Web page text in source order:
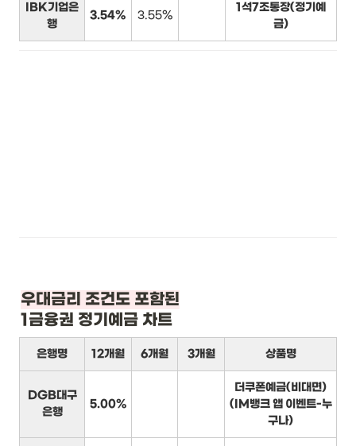
IBK기업은
행
3.54% 3.55%
1석7조통장(정기예
금)
1금융권 정기예금 차트
은행명 12개월 6개월 3개월 상품명
DGB대구
은행
5.00%
더쿠폰예금(비대면)
(IM뱅크 앱 이벤트-누
구나)